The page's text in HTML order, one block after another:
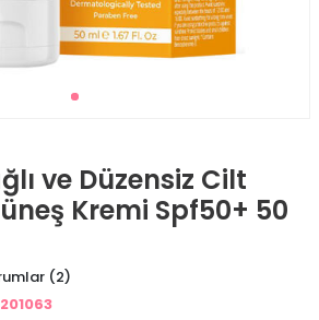
ve Düzensiz Cilt
Kremi Spf50+ 50
(2)